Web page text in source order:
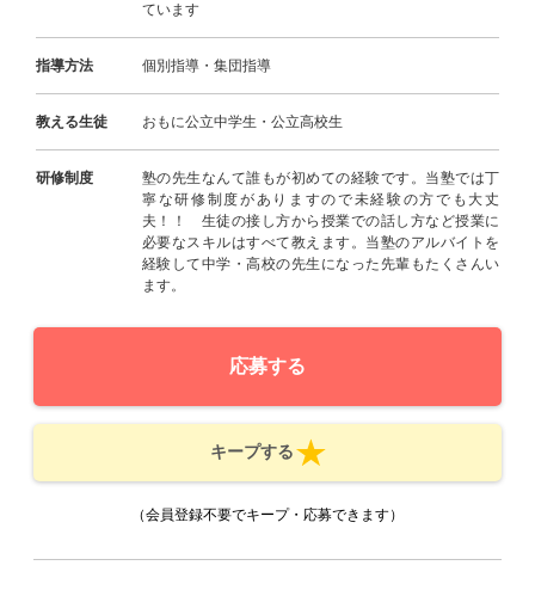
ています
指導方法 個別指導・集団指導
教える生徒 おもに公立中学生・公立高校生
研修制度
塾の先生なんて誰もが初めての経験です。当塾では丁
寧な研修制度がありますので未経験の方でも大丈
夫！！ 生徒の接し方から授業での話し方など授業に
必要なスキルはすべて教えます。当塾のアルバイトを
経験して中学・高校の先生になった先輩もたくさんい
ます。
応募する
キープする
（会員登録不要でキープ・応募できます）